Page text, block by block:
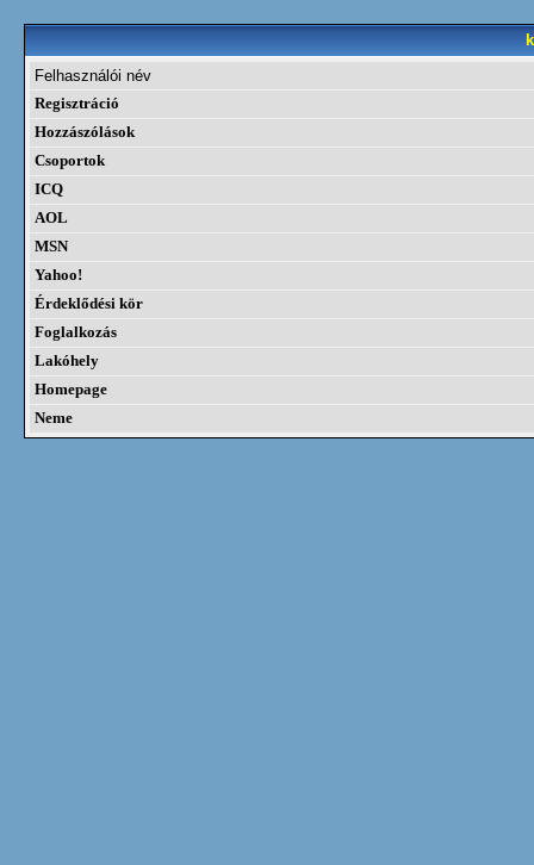
Felhasználói név
Regisztráció
Hozzászólások
Csoportok
ICQ
AOL
MSN
Yahoo!
Érdeklődési kör
Foglalkozás
Lakóhely
Homepage
Neme